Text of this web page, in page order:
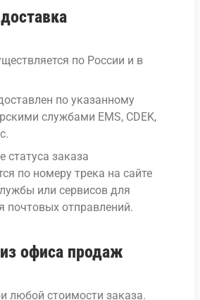
по России и в
по указанному
службами EMS, CDEK,
статуса заказа
по номеру трека на сайте
или сервисов для
почтовых отправлений.
офиса продаж
любой стоимости заказа.